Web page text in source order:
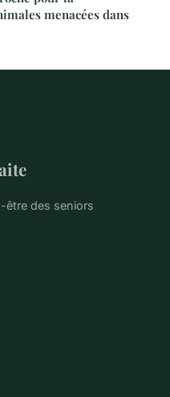
menacées dans
être des seniors